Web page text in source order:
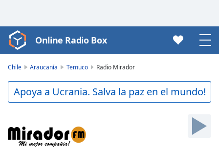
Video
Player
Play
Video
Backward
Forward
Online Radio Box
Chile Araucanía Temuco Radio Mirador
Apoya a Ucrania. Salva la paz en el mundo!